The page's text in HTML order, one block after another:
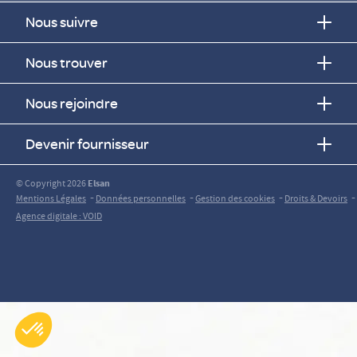
Nous suivre
Nous trouver
Nous rejoindre
Devenir fournisseur
© Copyright 2026Elsan
Mentions Légales -Données personnelles -Gestion des cookies -Droits & Devoirs -
Agence digitale : VOID